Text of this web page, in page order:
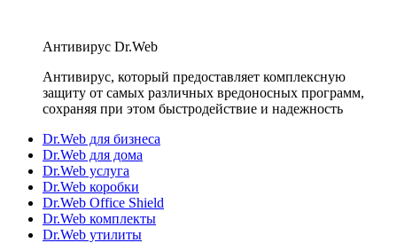
Антивирус Dr.Web
Антивирус, который предоставляет комплексную
защиту от самых различных вредоносных программ,
сохраняя при этом быстродействие и надежность
Dr.Web для бизнеса
Dr.Web для дома
Dr.Web услуга
Dr.Web коробки
Dr.Web Office Shield
Dr.Web комплекты
Dr.Web утилиты